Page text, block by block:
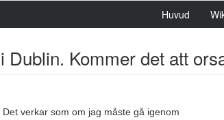
Huvud
Kommer det att
verkar som om jag måste gå igenom